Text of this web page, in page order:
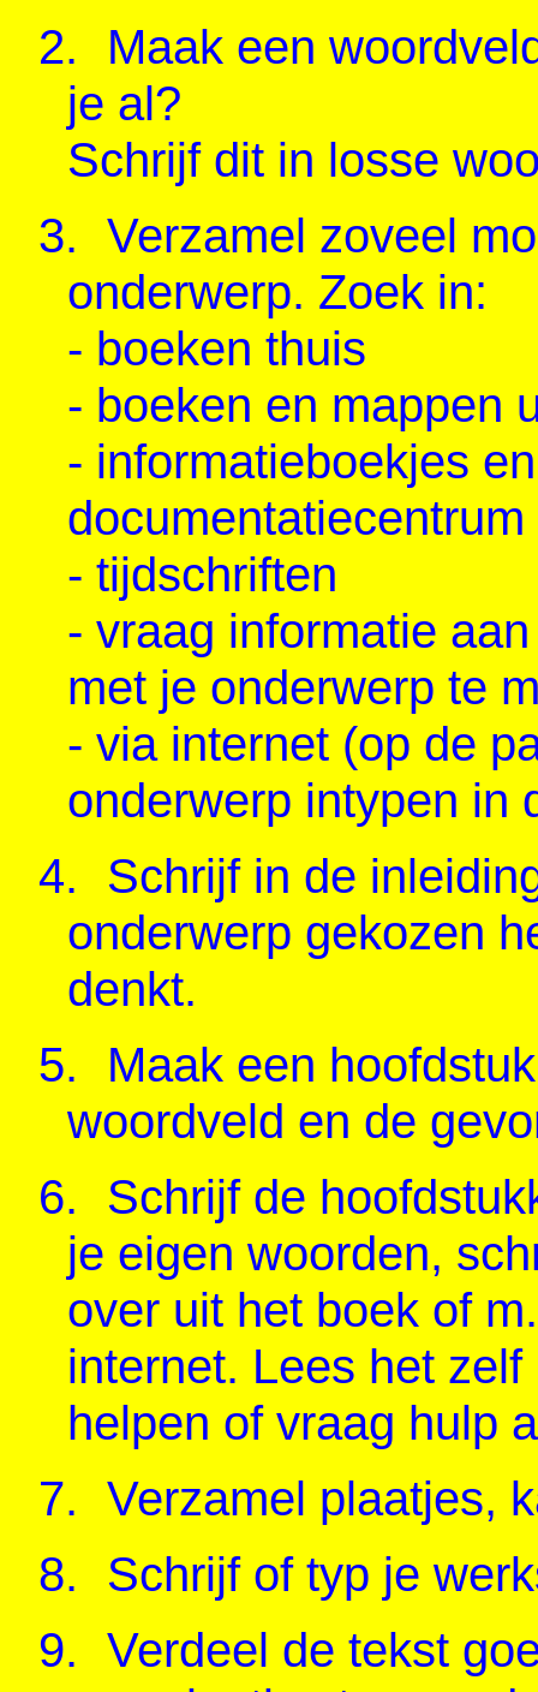
2.
Maak een
je al?
Schrijf dit in losse
3. Verzamel zoveel
onderwerp. Zoek in:
- boeken thuis
- boeken en mappen
- informatieboekjes
- tijdschriften
- vraag informatie
met je onderwerp te
- via internet (op de
onderwerp intypen in
4.
Schrijf in de
onderwerp gekozen
denkt.
5.
Maak een
woordveld en de
6.
Schrijf de
je eigen woorden,
over uit het boek of
internet. Lees het
helpen of vraag hulp
7. Verzamel plaatjes,
8.
Schrijf of typ je
9. Verdeel de tekst